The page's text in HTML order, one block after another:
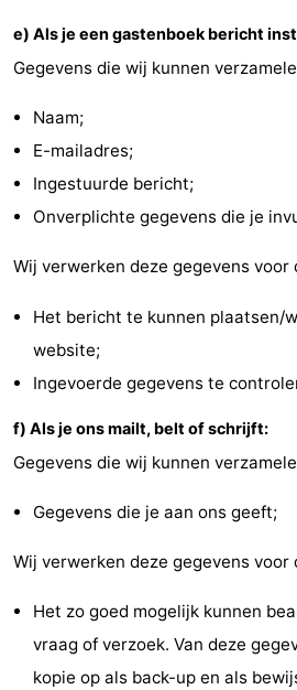
Kennermerland
Haarlem
-
Zandvoort
Weer
e) Als je een gastenboek bericht
Gegevens die wij kunnen
Naam;
E-mailadres;
Ingestuurde bericht;
Onverplichte gegevens die je
Wij verwerken deze gegevens voor
Het bericht te kunnen plaatsen/
website;
Ingevoerde gegevens te
f) Als je ons mailt, belt of schrijft:
Gegevens die wij kunnen
Gegevens die je aan ons geeft;
Wij verwerken deze gegevens voor
Het zo goed mogelijk kunnen
vraag of verzoek. Van deze
kopie op als back-up en als